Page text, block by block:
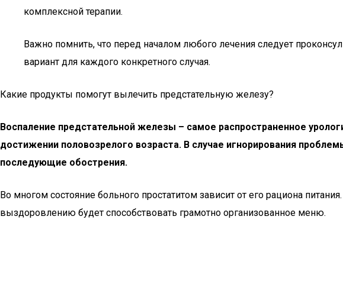
комплексной терапии.
Важно помнить, что перед началом любого лечения следует
вариант для каждого конкретного случая.
Какие продукты помогут вылечить предстательную железу?
Воспаление предстательной железы – самое распространенное
достижении половозрелого возраста. В случае игнорирования
последующие обострения.
Во многом состояние больного простатитом зависит от его рациона
выздоровлению будет способствовать грамотно организованное меню.